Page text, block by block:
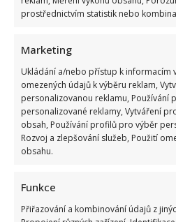
prostřednictvím statistik nebo
Marketing
Ukládání a/nebo přístup k informacím
omezených údajů k výběru reklam,
personalizovanou reklamu, Používání
personalizované reklamy, Vytváření
obsah, Používání profilů pro výběr
Rozvoj a zlepšování služeb, Použití
obsahu.
Funkce
Přiřazování a kombinování údajů z
Stačila jedna fotka z dovolené,
kritika: Lidé spekulují, kde se